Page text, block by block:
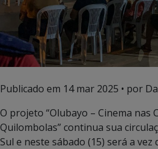
Publicado em 14 mar 2025 • por
O projeto “Olubayo – Cinema nas
Quilombolas” continua sua
Sul e neste sábado (15) será a vez